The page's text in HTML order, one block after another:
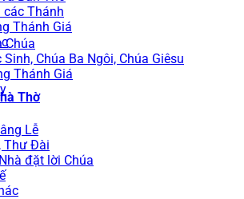
Thánh
Thánh Giá
Chúa
Sinh, Chúa Ba Ngôi, Chúa Giêsu
Thánh Giá
Thờ
Lễ
Thư Đài
đặt lời Chúa